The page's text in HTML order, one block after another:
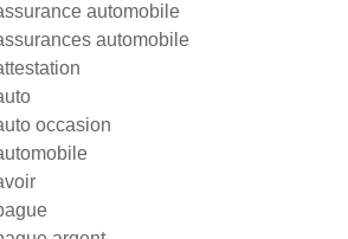
automobile
automobile
occasion